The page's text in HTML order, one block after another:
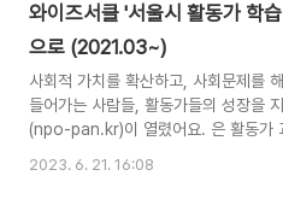
와이즈서클 '서울시 활동가 학
으로 (2021.03~)
사회적 가치를 확산하고, 사회문제를
들어가는 사람들, 활동가들의 성장을
(npo-pan.kr)이 열렸어요. 은 활동가
2023. 6. 21. 16:08